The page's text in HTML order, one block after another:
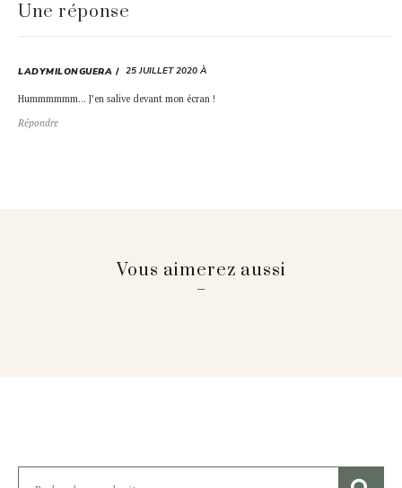
Une réponse
LADYMILONGUERA 25 JUILLET 2020 À
Hummmmmm… J’en salive devant mon écran !
Répondre
Vous aimerez aussi